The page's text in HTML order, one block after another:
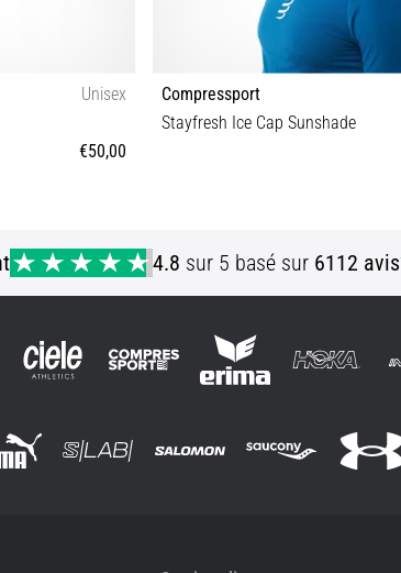
Unisex
€50,00
Compressport
Stayfresh Ice Cap Sunshade
4.8 sur 5 basé sur 6112 avis